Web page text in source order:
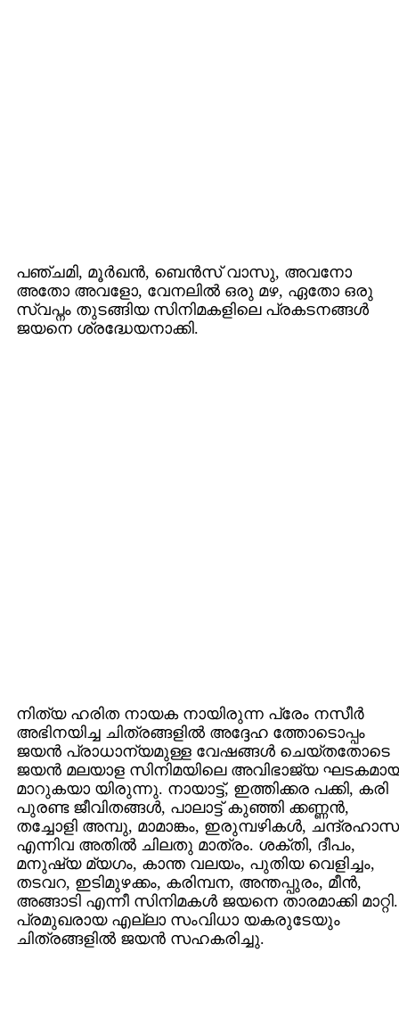
പഞ്ചമി, മൂര്‍ഖന്‍, ബെന്‍സ് വാസു, അവനോ
അതോ അവളോ, വേനലില്‍ ഒരു മഴ, ഏതോ ഒരു
സ്വപ്നം തുടങ്ങിയ സിനിമകളിലെ പ്രകടനങ്ങള്‍
ജയനെ ശ്രദ്ധേയനാക്കി.
നിത്യ ഹരിത നായക നായിരുന്ന പ്രേം നസീര്‍
അഭിനയിച്ച ചിത്രങ്ങളില്‍ അദ്ദേഹ ത്തോടൊപ്പം
ജയന്‍ പ്രാധാന്യമുള്ള വേഷങ്ങള്‍ ചെയ്തതോടെ
ജയന്‍ മലയാള സിനിമയിലെ അവിഭാജ്യ
മാറുകയാ യിരുന്നു. നായാട്ട്, ഇത്തിക്കര പക്കി, കരി
പുരണ്ട ജീവിതങ്ങള്‍, പാലാട്ട് കുഞ്ഞി ക്കണ്ണന്‍,
തച്ചോളി അമ്പു, മാമാങ്കം, ഇരുമ്പഴികള്‍,
എന്നിവ അതില്‍ ചിലതു മാത്രം. ശക്തി, ദീപം,
മനുഷ്യ മ്യഗം, കാന്ത വലയം, പുതിയ വെളിച്ചം,
തടവറ, ഇടിമുഴക്കം, കരിമ്പന, അന്തപ്പുരം, മീന്‍,
അങ്ങാടി എന്നീ സിനിമകള്‍ ജയനെ താരമാക്കി മാറ്റി.
പ്രമുഖരായ എല്ലാ സംവിധാ യകരുടേയും
ചിത്രങ്ങളില്‍ ജയന്‍ സഹകരിച്ചു.